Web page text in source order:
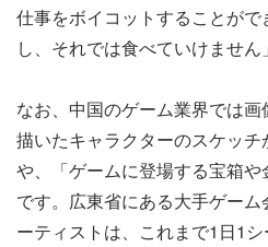
仕事をボイコットすることが
し、それでは食べていけません
なお、中国のゲーム業界では
描いたキャラクターのスケッチ
や、「ゲームに登場する宝箱
です。広東省にある大手ゲー
ーティストは、これまで1日1